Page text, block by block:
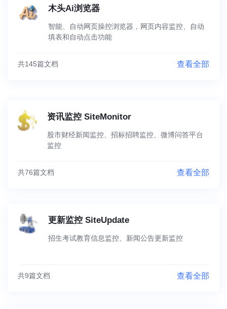
木头Ai浏览器
智能、自动网页操控浏览器，网页内容监控、自动
填表和自动点击功能
共145篇文档 查看全部
资讯监控 SiteMonitor
股市财经新闻监控、招标招聘监控、微博问答平台
监控
共76篇文档 查看全部
更新监控 SiteUpdate
招生考试教育信息监控、新闻公告更新监控
共9篇文档 查看全部